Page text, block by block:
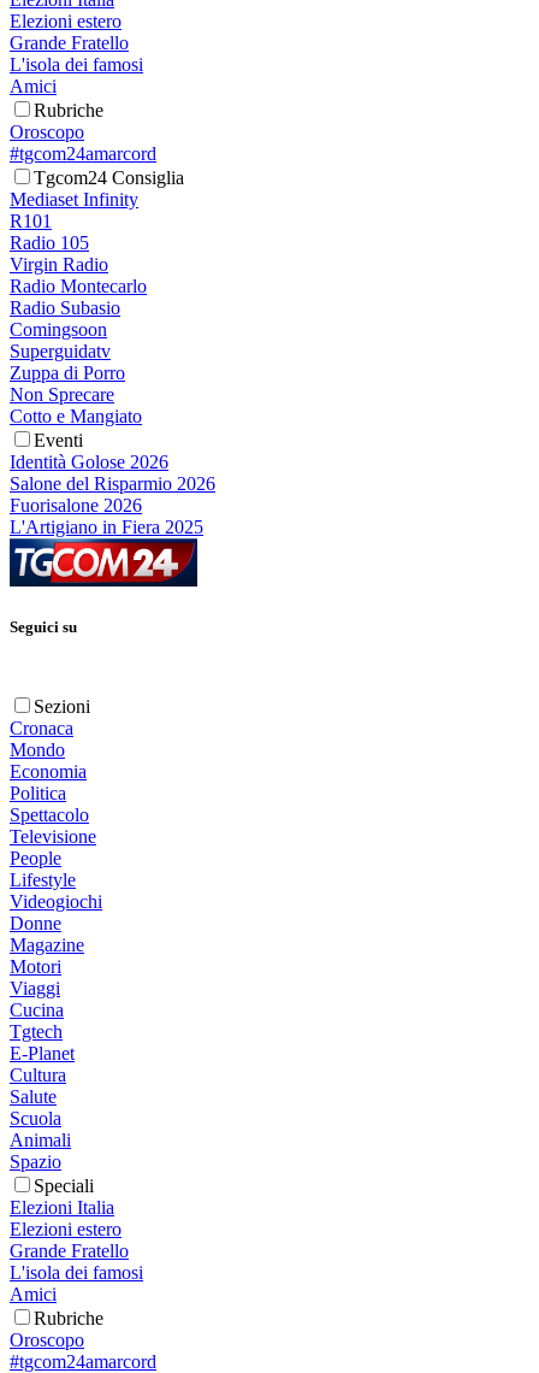
Elezioni estero
Grande Fratello
L'isola dei famosi
Amici
Rubriche
Oroscopo
#tgcom24amarcord
Tgcom24 Consiglia
Mediaset Infinity
R101
Radio 105
Virgin Radio
Radio Montecarlo
Radio Subasio
Comingsoon
Superguidatv
Zuppa di Porro
Non Sprecare
Cotto e Mangiato
Eventi
Identità Golose 2026
Salone del Risparmio 2026
Fuorisalone 2026
L'Artigiano in Fiera 2025
Seguici su
Sezioni
Cronaca
Mondo
Economia
Politica
Spettacolo
Televisione
People
Lifestyle
Videogiochi
Donne
Magazine
Motori
Viaggi
Cucina
Tgtech
E-Planet
Cultura
Salute
Scuola
Animali
Spazio
Speciali
Elezioni Italia
Elezioni estero
Grande Fratello
L'isola dei famosi
Amici
Rubriche
Oroscopo
#tgcom24amarcord